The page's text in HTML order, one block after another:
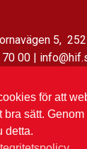
5,
00 |
Twitter
för att
bra sätt. Genom
detta.